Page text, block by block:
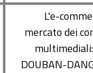
L'e-
mercato dei
DOUBAN-